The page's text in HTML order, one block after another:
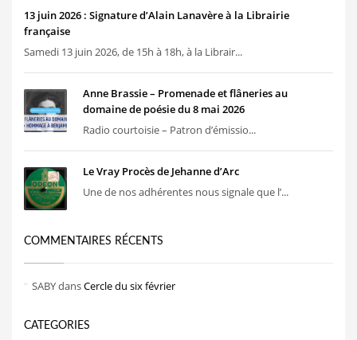
13 juin 2026 : Signature d’Alain Lanavère à la Librairie
française
Samedi 13 juin 2026, de 15h à 18h, à la Librair...
Anne Brassie – Promenade et flâneries au
domaine de poésie du 8 mai 2026
Radio courtoisie – Patron d’émissio...
Le Vray Procès de Jehanne d’Arc
Une de nos adhérentes nous signale que l’...
COMMENTAIRES RÉCENTS
SABYdansCercle du six février
CATEGORIES